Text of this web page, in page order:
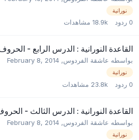
نورانية
0 ردود 18.9k مشاهدات
القاعدة النورانية : الدرس الرابع -
بواسطه عاشقة الفردوس,
February 8, 2014
نورانية
0 ردود 23.8k مشاهدات
القاعدة النورانية : الدرس الثالث -
بواسطه عاشقة الفردوس,
February 8, 2014
نورانية